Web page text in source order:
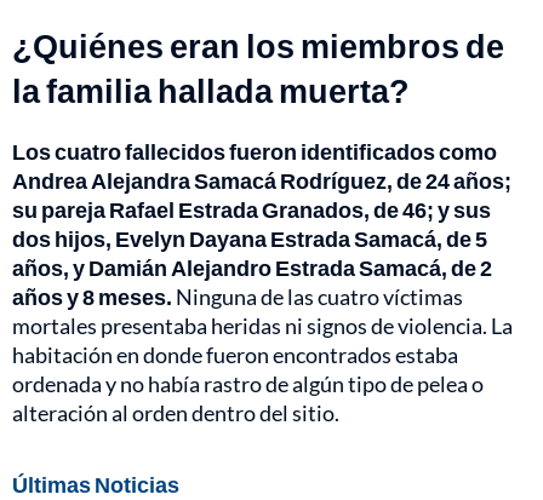
¿Quiénes eran los miembros de
la familia hallada muerta?
Los cuatro fallecidos fueron identificados como
Andrea Alejandra Samacá Rodríguez, de 24 años;
su pareja Rafael Estrada Granados, de 46; y sus
dos hijos, Evelyn Dayana Estrada Samacá, de 5
años, y Damián Alejandro Estrada Samacá, de 2
años y 8 meses. Ninguna de las cuatro víctimas
mortales presentaba heridas ni signos de violencia. La
habitación en donde fueron encontrados estaba
ordenada y no había rastro de algún tipo de pelea o
alteración al orden dentro del sitio.
Últimas Noticias